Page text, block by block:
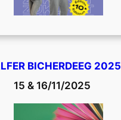
BICHERDEEG 2025
15 & 16/11/2025